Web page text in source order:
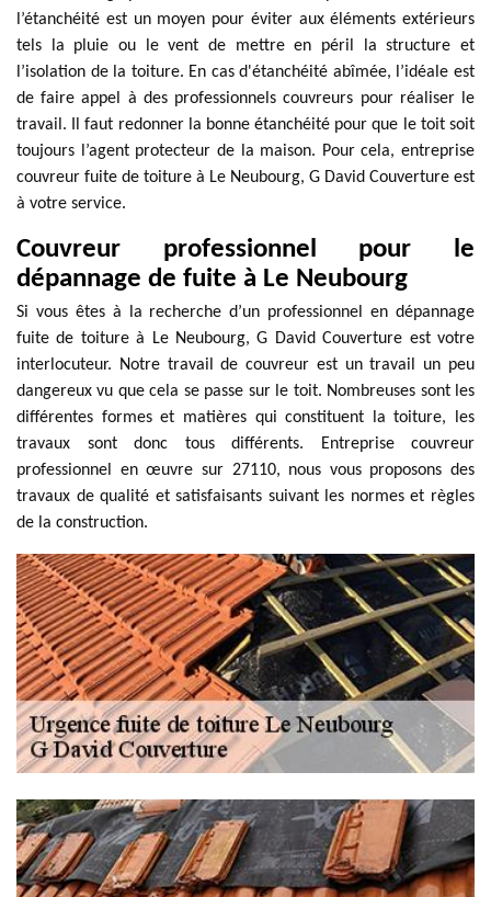
l’étanchéité est un moyen pour éviter aux éléments extérieurs
tels la pluie ou le vent de mettre en péril la structure et
l’isolation de la toiture. En cas d'étanchéité abîmée, l’idéale est
de faire appel à des professionnels couvreurs pour réaliser le
travail. Il faut redonner la bonne étanchéité pour que le toit soit
toujours l’agent protecteur de la maison. Pour cela, entreprise
couvreur fuite de toiture à Le Neubourg, G David Couverture est
à votre service.
Couvreur professionnel pour le
dépannage de fuite à Le Neubourg
Si vous êtes à la recherche d’un professionnel en dépannage
fuite de toiture à Le Neubourg, G David Couverture est votre
interlocuteur. Notre travail de couvreur est un travail un peu
dangereux vu que cela se passe sur le toit. Nombreuses sont les
différentes formes et matières qui constituent la toiture, les
travaux sont donc tous différents. Entreprise couvreur
professionnel en œuvre sur 27110, nous vous proposons des
travaux de qualité et satisfaisants suivant les normes et règles
de la construction.